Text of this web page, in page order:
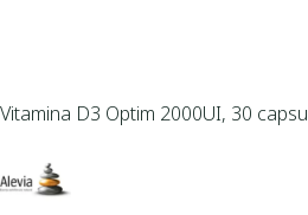
Vitamina D3 Optim 2000UI, 30